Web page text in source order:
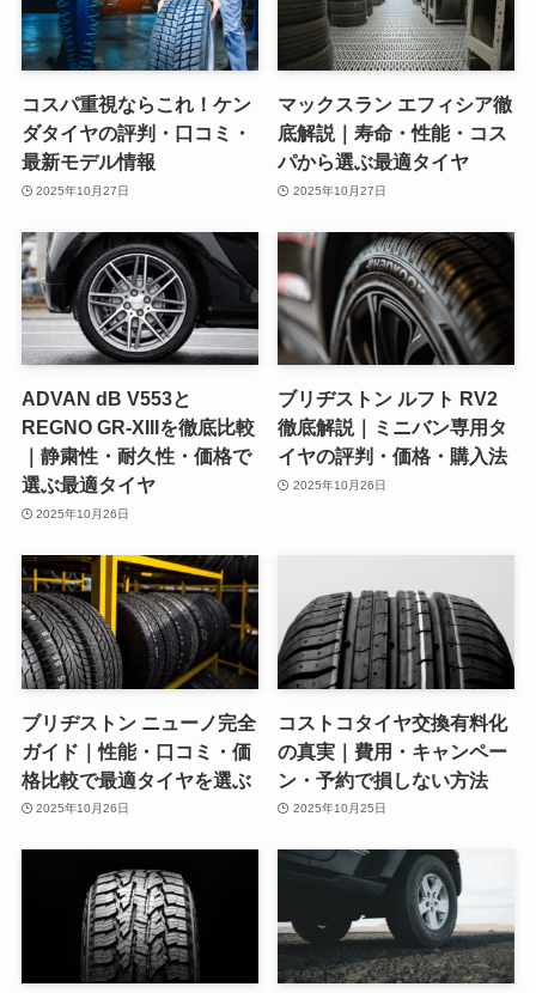
コスパ重視ならこれ！ケン
ダタイヤの評判・口コミ・
最新モデル情報
2025年10月27日
マックスラン エフィシア徹
底解説｜寿命・性能・コス
パから選ぶ最適タイヤ
2025年10月27日
ADVAN dB V553と
REGNO GR-XIIIを徹底比較
｜静粛性・耐久性・価格で
選ぶ最適タイヤ
2025年10月26日
ブリヂストン ルフト RV2
徹底解説｜ミニバン専用タ
イヤの評判・価格・購入法
2025年10月26日
ブリヂストン ニューノ完全
ガイド｜性能・口コミ・価
格比較で最適タイヤを選ぶ
2025年10月26日
コストコタイヤ交換有料化
の真実｜費用・キャンペー
ン・予約で損しない方法
2025年10月25日